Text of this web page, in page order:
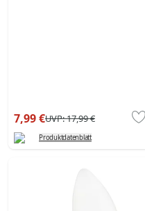
7,99 €UVP:17,99 €
Produktdatenblatt